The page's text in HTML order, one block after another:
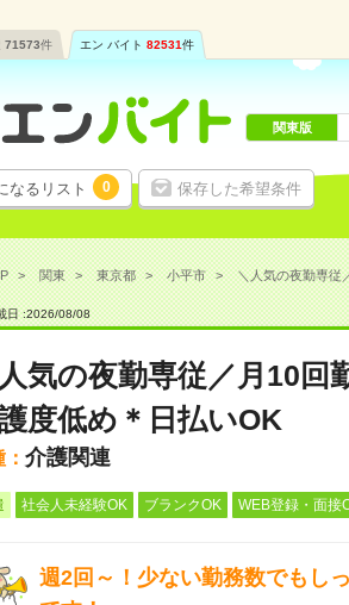
71573件 エン バイト 82531件
なるリスト 0 保存した希望条件
関東版
関東 東京都 小平市 ＼人気の夜勤専従
日 :2026/08/08
気の夜勤専従／月10回
度低め＊日払いOK
介護関連
社会人未経験OK ブランクOK WEB登録・面接
週2回～！少ない勤務数でもし